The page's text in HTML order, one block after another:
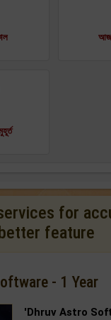
for
feature
- 1 Year
'Dhruv Astro